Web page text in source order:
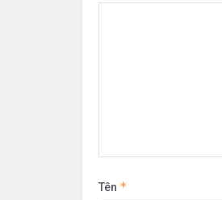
Tên *